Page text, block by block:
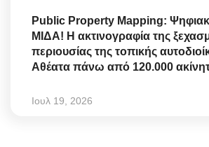
Public Property Mapping:
ΜΙΔΑ! Η ακτινογραφία της
περιουσίας της τοπικής
Αθέατα πάνω από 120.000
Ιουλ 19, 2026